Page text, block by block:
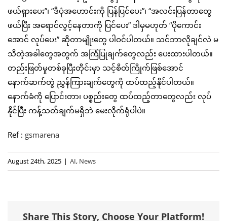
ဖယ်ရှားပေး”၊ “ဒီပုံအဟောင်းကို ပြန်ပြင်ပေး”၊ “အလင်းပြန်တာတွေ
ဖယ်ပြီး အရောင်လွင့်နေတာကို ပြင်ပေး” ဒါမှမဟုတ် “ပိုကောင်း
အောင် လုပ်ပေး” ဆိုတာမျိုးတွေ ပါဝင်ပါတယ်။ သင်ဘာလိုချင်လဲ မ
သိတဲ့အခါတွေအတွက် အကြံပြုချက်တွေလည်း ပေးထားပါတယ်။
တည်းဖြတ်မှုတစ်ခုပြီးတိုင်းမှာ သင့်စိတ်ကြိုက်ဖြစ်အောင်
နောက်ဆက်တွဲ ညွှန်ကြားချက်တွေကို ထပ်ထည့်နိုင်ပါတယ်။
နောက်ခံကို ပြောင်းတာ၊ ပစ္စည်းတွေ ထပ်ထည့်တာတွေလည်း လုပ်
နိုင်ပြီး ကန့်သတ်ချက်မရှိဘဲ မေးလိုက်ရုံပါပဲ။
Ref : gsmarena
August 24th, 2025 | AI, News
Share This Story, Choose Your Platform!